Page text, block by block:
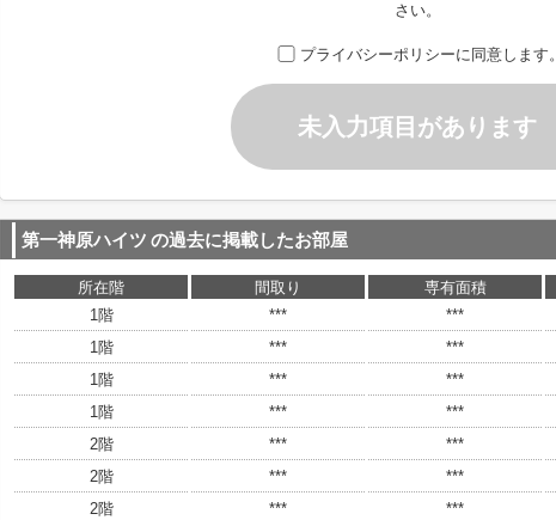
さい。
プライバシーポリシーに同意します。
未入力項目があります
第一神原ハイツ の過去に掲載したお部屋
所在階 間取り 専有面積
1階
*** ***
1階
*** ***
1階
*** ***
1階
*** ***
2階
*** ***
2階
*** ***
2階
*** ***